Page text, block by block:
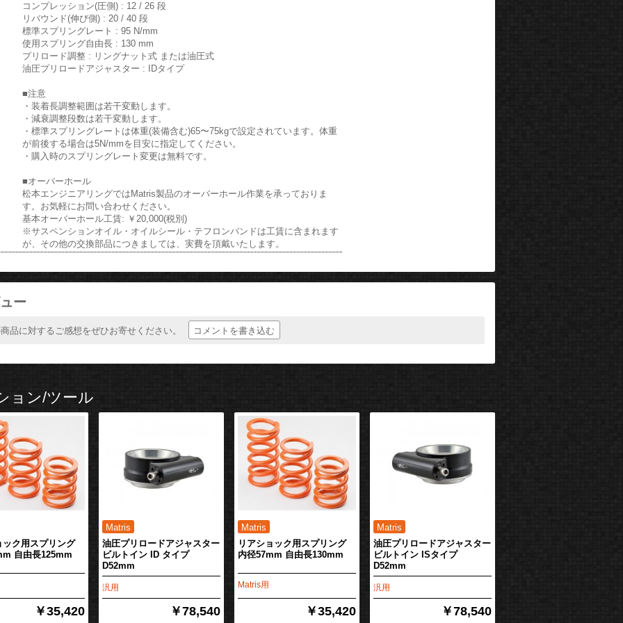
コンプレッション(圧側) : 12 / 26 段
リバウンド(伸び側) : 20 / 40 段
標準スプリングレート : 95 N/mm
使用スプリング自由長 : 130 mm
プリロード調整 : リングナット式 または油圧式
油圧プリロードアジャスター : IDタイプ
■注意
・装着長調整範囲は若干変動します。
・減衰調整段数は若干変動します。
・標準スプリングレートは体重(装備含む)65〜75kgで設定されています。体重
が前後する場合は5N/mmを目安に指定してください。
・購入時のスプリングレート変更は無料です。
■オーバーホール
松本エンジニアリングではMatris製品のオーバーホール作業を承っておりま
す。お気軽にお問い合わせください。
基本オーバーホール工賃: ￥20,000(税別)
※サスペンションオイル・オイルシール・テフロンバンドは工賃に含まれます
が、その他の交換部品につきましては、実費を頂戴いたします。
ー
品に対するご感想をぜひお寄せください。 コメントを書き込む
ョン/ツール
ック用スプリング
自由長125mm
￥35,420
油圧プリロードアジャスター
ビルトイン ID タイプ
D52mm
汎用
￥78,540
リアショック用スプリング
内径57mm 自由長130mm
Matris用
￥35,420
油圧プリロードアジャスター
ビルトイン ISタイプ
D52mm
汎用
￥78,540